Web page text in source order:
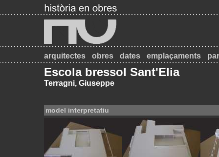
arquitectes obres dates emplaçaments
Escola bressol Sant'Elia
Terragni, Giuseppe
model interpretatiu